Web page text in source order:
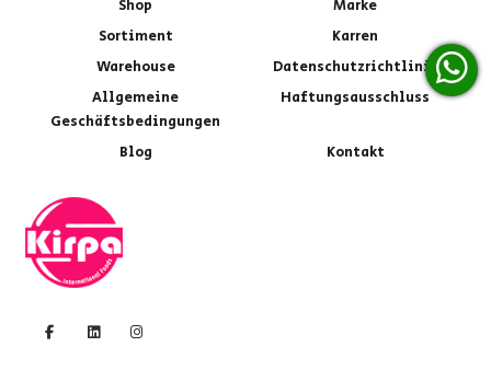
Shop
Marke
Sortiment
Karren
Warehouse
Datenschutzrichtlinie
Allgemeine
Geschäftsbedingungen
Haftungsausschluss
Blog Kontakt